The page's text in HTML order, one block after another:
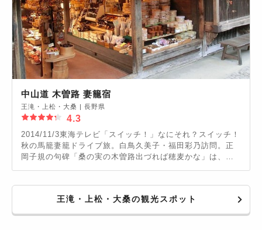
中山道 木曽路 妻籠宿
王滝・上松・大桑 | 長野県
4.3
2014/11/3東海テレビ「スイッチ！」なにそれ？スイッチ！
秋の馬籠妻籠ドライブ旅。白鳥久美子・福田彩乃訪問。正
岡子規の句碑「桑の実の木曽路出づれば穂麦かな」は、夕
王滝・上松・大桑の観光スポット